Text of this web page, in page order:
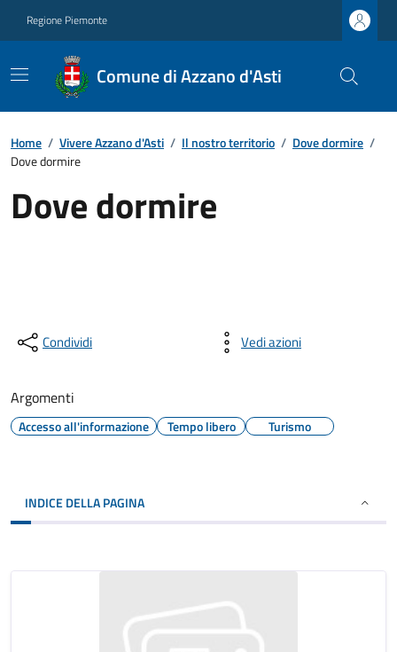
Regione Piemonte
Comune di Azzano d'Asti
Home / Vivere Azzano d'Asti / Il nostro territorio / Dove dormire /
Dove dormire
Dove dormire
Condividi Vedi azioni
Argomenti
Accesso all'informazione Tempo libero Turismo
INDICE DELLA PAGINA